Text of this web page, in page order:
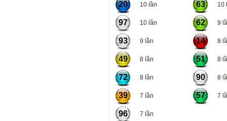
20 10 lần 63 10
97 10 lần 62 9
93 9 lần 14 8
49 8 lần 51 8
72 8 lần 90 8
39 7 lần 57 7
96 7 lần